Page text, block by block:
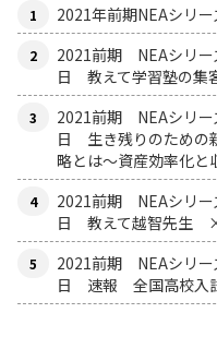
2021年前期NEAシリ
2021前期 NEAシリ
日 教えて学習塾の集
2021前期 NEAシリ
日 生き残りのための
略とは〜資産効率化と
2021前期 NEAシリ
日 教えて越智先生 ×
2021前期 NEAシリ
日 速報 全国高校入試